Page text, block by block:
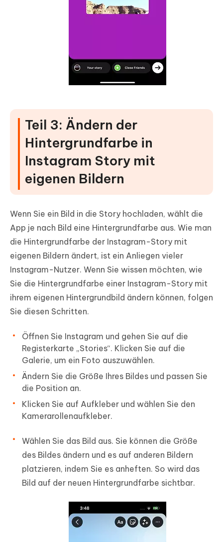
Teil 3: Ändern der
Hintergrundfarbe in
Instagram Story mit
eigenen Bildern
Wenn Sie ein Bild in die Story hochladen, wählt die
App je nach Bild eine Hintergrundfarbe aus. Wie man
die Hintergrundfarbe der Instagram-Story mit
eigenen Bildern ändert, ist ein Anliegen vieler
Instagram-Nutzer. Wenn Sie wissen möchten, wie
Sie die Hintergrundfarbe einer Instagram-Story mit
ihrem eigenen Hintergrundbild ändern können, folgen
Sie diesen Schritten.
Öffnen Sie Instagram und gehen Sie auf die
Registerkarte „Stories“. Klicken Sie auf die
Galerie, um ein Foto auszuwählen.
Ändern Sie die Größe Ihres Bildes und passen Sie
die Position an.
Klicken Sie auf Aufkleber und wählen Sie den
Kamerarollenaufkleber.
Wählen Sie das Bild aus. Sie können die Größe
des Bildes ändern und es auf anderen Bildern
platzieren, indem Sie es anheften. So wird das
Bild auf der neuen Hintergrundfarbe sichtbar.